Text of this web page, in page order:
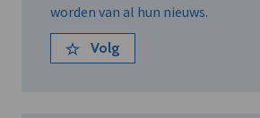
worden van al hun nieuws.
Volg